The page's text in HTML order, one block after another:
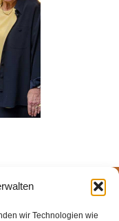
wir Technologien wie